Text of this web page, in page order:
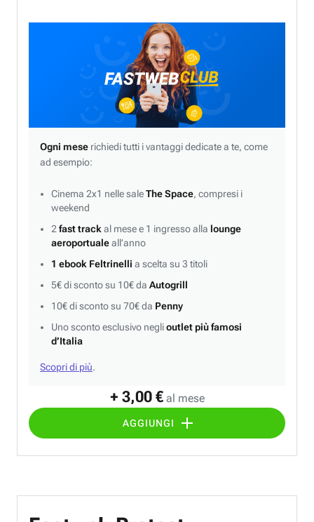
+ 3,00 € al mese
AGGIUNGI
Ogni mese richiedi tutti i vantaggi dedicate a te, come
ad esempio:
Cinema 2x1 nelle saleThe Space, compresi i
weekend
2 fast track al mese e 1 ingresso alla lounge
aeroportualeall’anno
1 ebook Feltrinelli a scelta su 3 titoli
5€ di sconto su 10€ da Autogrill
10€ di sconto su 70€ da Penny
Uno sconto esclusivo neglioutlet più famosi
d’Italia
Scopri di più.